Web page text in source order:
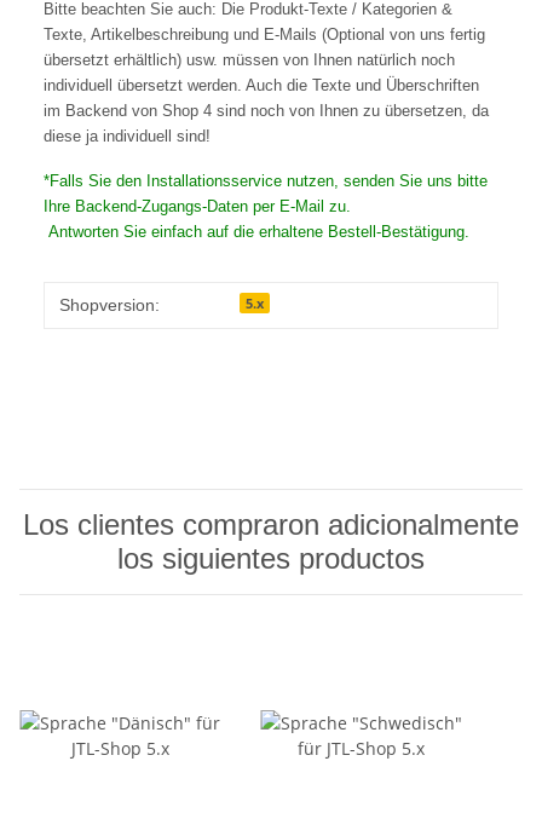
Bitte beachten Sie auch: Die Produkt-Texte / Kategorien &
Texte, Artikelbeschreibung und E-Mails (Optional von uns fertig
übersetzt erhältlich) usw. müssen von Ihnen natürlich noch
individuell übersetzt werden. Auch die Texte und Überschriften
im Backend von Shop 4 sind noch von Ihnen zu übersetzen, da
diese ja individuell sind!
*Falls Sie den Installationsservice nutzen, senden Sie uns bitte
Ihre Backend-Zugangs-Daten per E-Mail zu.
Antworten Sie einfach auf die erhaltene Bestell-Bestätigung.
Shopversion: 5.x
Los clientes compraron adicionalmente
los siguientes productos